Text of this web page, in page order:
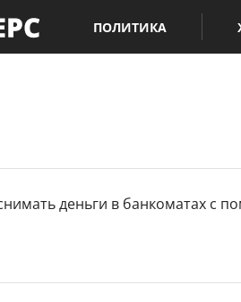
ПОЛИТИКА
деньги в банкоматах с